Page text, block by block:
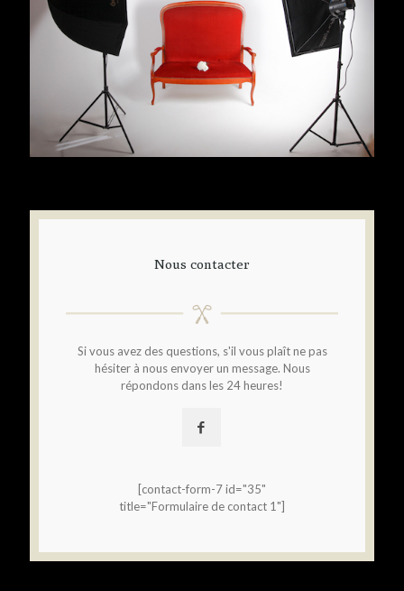
Nous contacter
Si vous avez des questions, s'il vous plaît ne pas
hésiter à nous envoyer un message. Nous
répondons dans les 24 heures!
[contact-form-7 id="35"
title="Formulaire de contact 1"]